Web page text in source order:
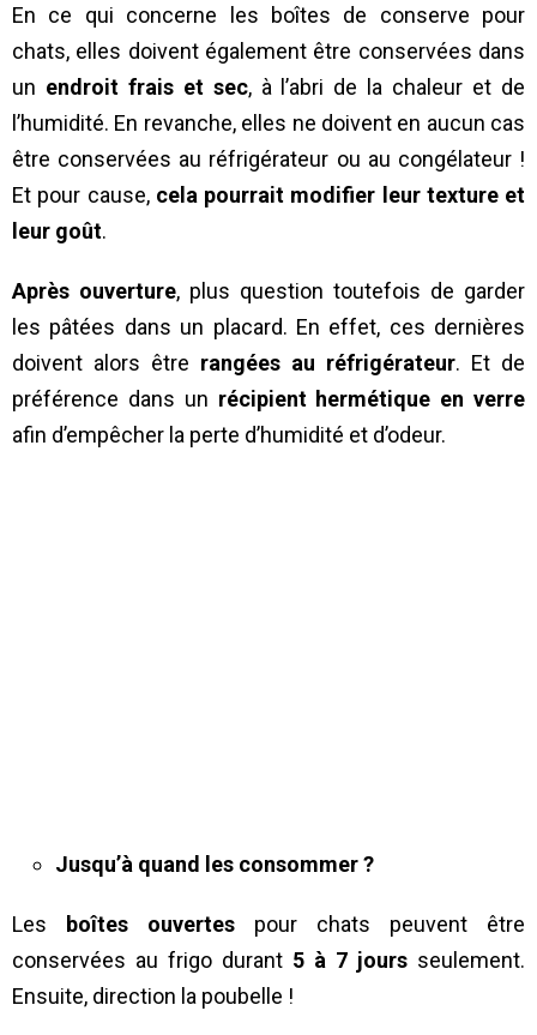
En ce qui concerne les boîtes de conserve pour
chats, elles doivent également être conservées dans
un endroit frais et sec, à l’abri de la chaleur et de
l’humidité. En revanche, elles ne doivent en aucun cas
être conservées au réfrigérateur ou au congélateur !
Et pour cause, cela pourrait modifier leur texture et
leur goût.
Après ouverture, plus question toutefois de garder
les pâtées dans un placard. En effet, ces dernières
doivent alors être rangées au réfrigérateur. Et de
préférence dans un récipient hermétique en verre
afin d’empêcher la perte d’humidité et d’odeur.
Jusqu’à quand les consommer ?
Les boîtes ouvertes pour chats peuvent être
conservées au frigo durant 5 à 7 jours seulement.
Ensuite, direction la poubelle !